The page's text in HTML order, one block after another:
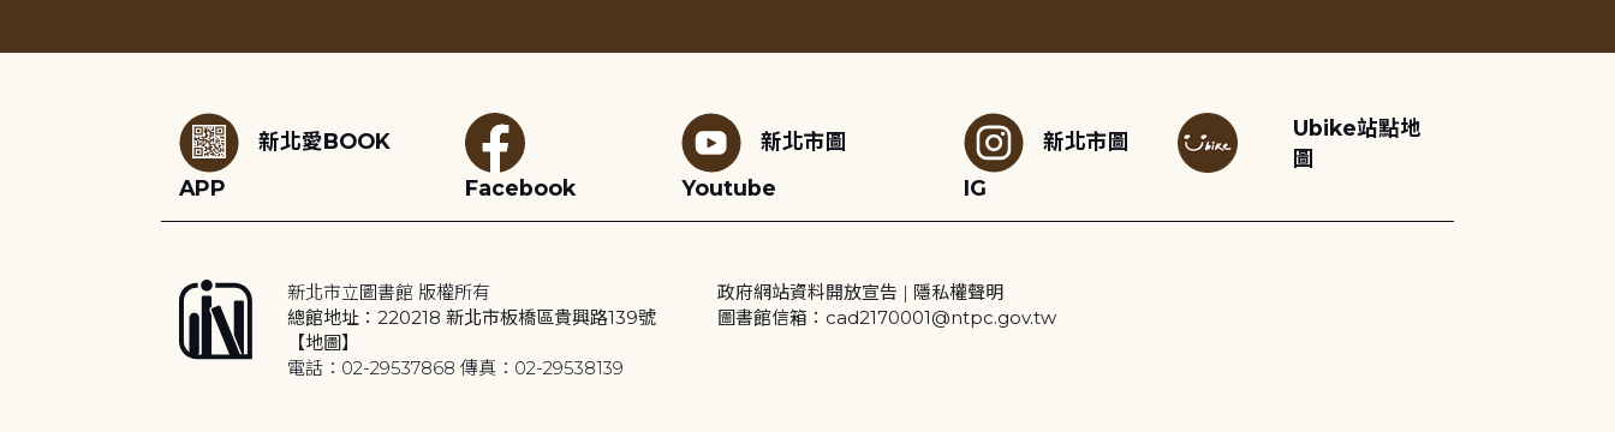
新北愛BOOK
APP
Facebook
新北市圖
Youtube
新北市圖
IG
Ubike站點地
圖
新北市立圖書館 版權所有
總館地址：220218 新北市板橋區貴興路139號
【地圖】
電話：02-29537868 傳真：02-29538139
政府網站資料開放宣告 | 隱私權聲明
圖書館信箱：cad2170001@ntpc.gov.tw